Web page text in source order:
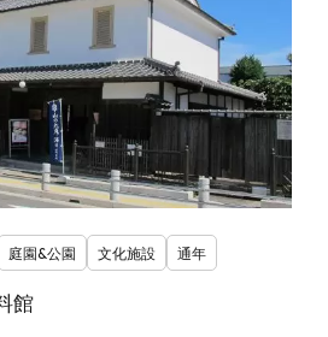
庭園&公園 文化施設 通年
館